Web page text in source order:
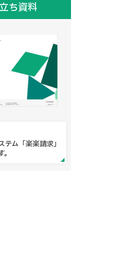
ち資料
テム「楽楽請求」